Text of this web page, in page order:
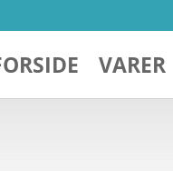
VARER